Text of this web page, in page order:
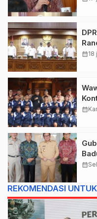
calendar_month18
calendar_month
calendar_month
REKOMENDASI